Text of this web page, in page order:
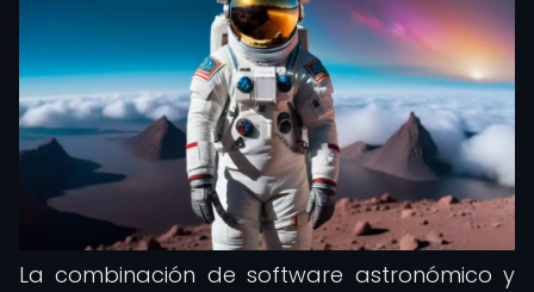
La combinación de software astronómico y